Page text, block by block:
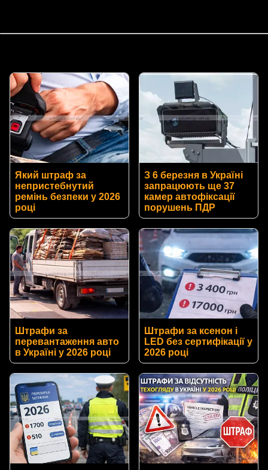
Який штраф за
непристебнутий
ремінь безпеки у 2026
році
З 6 березня в Україні
запрацюють ще 37
камер автофіксації
порушень ПДР
Штрафи за
перевантаження авто
в Україні у 2026 році
Штрафи за ксенон і
LED без сертифікації у
2026 році